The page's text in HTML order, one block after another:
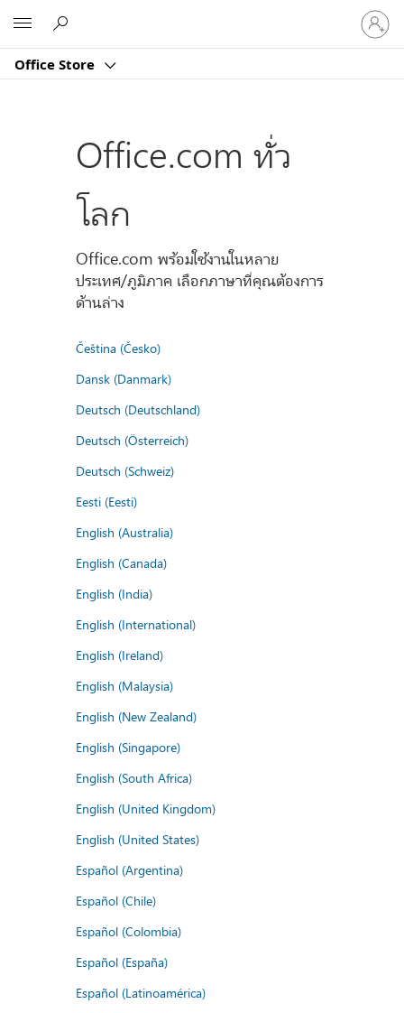
Office Store
ลงชื่อ
เข้า
บัญชี
Office.com ทั่ว
โลก
Office.com พร้อมใช้งานในหลาย
ประเทศ/ภูมิภาค เลือกภาษาที่คุณต้องการ
ด้านล่าง
Čeština (Česko)
Dansk (Danmark)
Deutsch (Deutschland)
Deutsch (Österreich)
Deutsch (Schweiz)
Eesti (Eesti)
English (Australia)
English (Canada)
English (India)
English (International)
English (Ireland)
English (Malaysia)
English (New Zealand)
English (Singapore)
English (South Africa)
English (United Kingdom)
English (United States)
Español (Argentina)
Español (Chile)
Español (Colombia)
Español (España)
Español (Latinoamérica)